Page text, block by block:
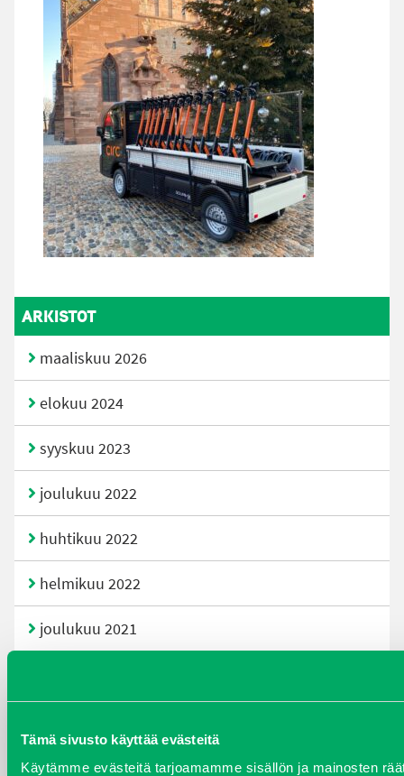
Tämä sivusto käyttää evästeitä
Käytämme evästeitä tarjoamamme sisällön ja mainosten
ARKISTOT
maaliskuu 2026
elokuu 2024
syyskuu 2023
joulukuu 2022
huhtikuu 2022
helmikuu 2022
joulukuu 2021
tammikuu 2021